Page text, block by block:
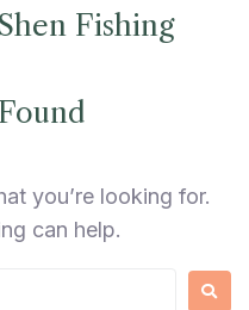
Fishing
you’re looking for.
can help.